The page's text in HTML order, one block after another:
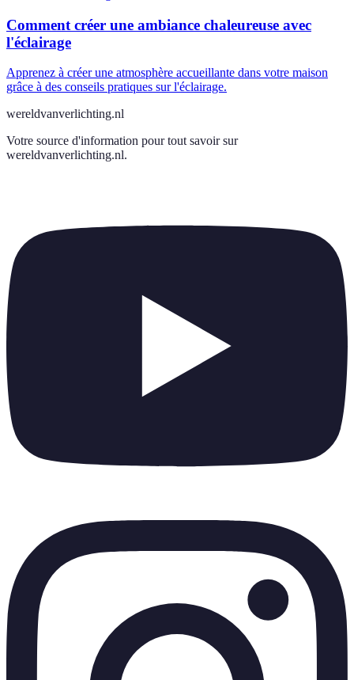
Comment créer une ambiance chaleureuse avec
l'éclairage
Apprenez à créer une atmosphère accueillante dans votre maison
grâce à des conseils pratiques sur l'éclairage.
wereldvanverlichting.nl
Votre source d'information pour tout savoir sur
wereldvanverlichting.nl.